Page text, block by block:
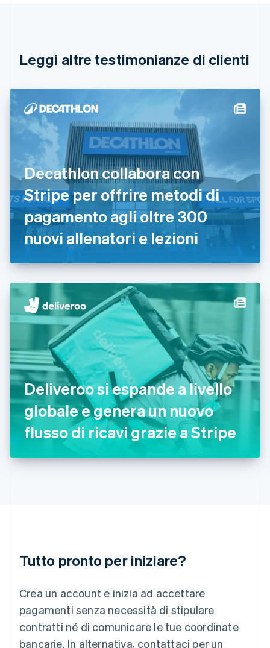
Leggi altre testimonianze di clienti
Decathlon collabora con
Stripe per offrire metodi di
pagamento agli oltre 300
nuovi allenatori e lezioni
Deliveroo si espande a livello
globale e genera un nuovo
flusso di ricavi grazie a Stripe
Tutto pronto per iniziare?
Crea un account e inizia ad accettare
pagamenti senza necessità di stipulare
contratti né di comunicare le tue coordinate
bancarie. In alternativa, contattaci per un
English Français
Cina continentale
Cipro
Croazia
English Italiano
Danimarca
English
Emirati Arabi Uniti
English
Estonia
English
Finlandia
EnglishSvenska
Francia
Germania
日本語 English
Gibilterra
English
Grecia
English
India
English
Irlanda
English
Italia
ItalianoEnglish
Lettonia
Liechtenstein
Malta
English
EspañolEnglish
Norvegia
English
Nuova Zelanda
English